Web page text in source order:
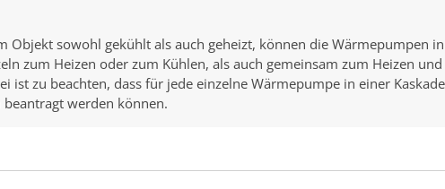
Objekt sowohl gekühlt als auch geheizt, können die Wärmepumpen
zum Heizen oder zum Kühlen, als auch gemeinsam zum Heizen
ist zu beachten, dass für jede einzelne Wärmepumpe in einer
beantragt werden können.